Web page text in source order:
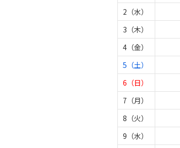
2（水）
3（木）
4（金）
5（土）
6（日）
7（月）
8（火）
9（水）